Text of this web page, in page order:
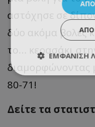
αστόχησε σε
δύο ακόμα βολές
το… κερασάκι
διαμορφώνοντας
80-71!
Δείτε τα
ΕΜΦΆΝΙΣΗ